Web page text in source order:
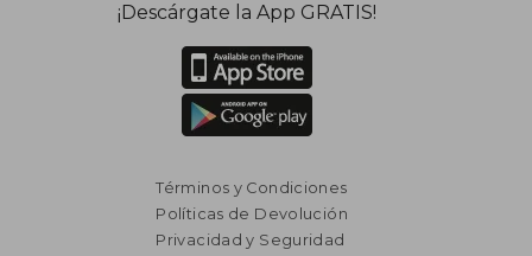
¡Descárgate la App GRATIS!
Términos y Condiciones
Políticas de Devolución
Privacidad y Seguridad